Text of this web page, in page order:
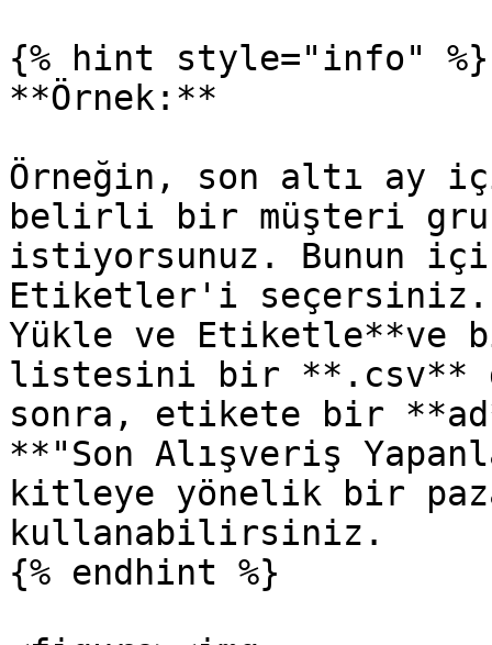
{% hint style="info" %}
**Örnek:**
Örneğin, son altı ay
belirli bir müşteri
istiyorsunuz. Bunun
Etiketler'i seçersiniz.
Yükle ve Etiketle**ve
listesini bir **.csv**
sonra, etikete bir
**"Son Alışveriş
kitleye yönelik bir
kullanabilirsiniz.
{% endhint %}